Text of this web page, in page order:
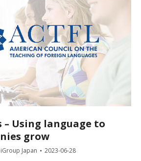
– Using language to
grow
iGroup Japan 2023-06-28